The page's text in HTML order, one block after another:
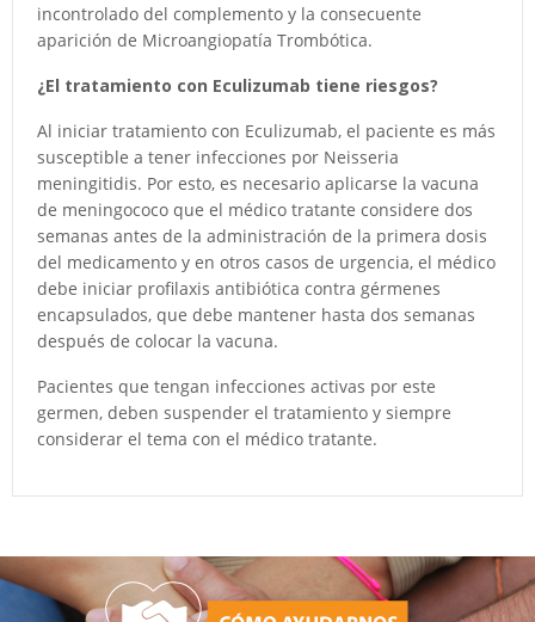
incontrolado del complemento y la consecuente
aparición de Microangiopatía Trombótica.
¿El tratamiento con Eculizumab tiene riesgos?
Al iniciar tratamiento con Eculizumab, el paciente es más
susceptible a tener infecciones por Neisseria
meningitidis. Por esto, es necesario aplicarse la vacuna
de meningococo que el médico tratante considere dos
semanas antes de la administración de la primera dosis
del medicamento y en otros casos de urgencia, el médico
debe iniciar profilaxis antibiótica contra gérmenes
encapsulados, que debe mantener hasta dos semanas
después de colocar la vacuna.
Pacientes que tengan infecciones activas por este
germen, deben suspender el tratamiento y siempre
considerar el tema con el médico tratante.